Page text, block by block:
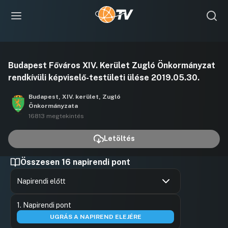
lejátszása
Budapest Főváros XIV. Kerület Zugló Önkormányzat
rendkívüli képviselő-testületi ülése 2019.05.30.
Budapest, XIV. kerület, Zugló
Önkormányzata
16813 megtekintés
Letöltés
Összesen 16 napirendi pont
Napirendi előtt
1. Napirendi pont
UGRÁS A NAPIREND ELEJÉRE